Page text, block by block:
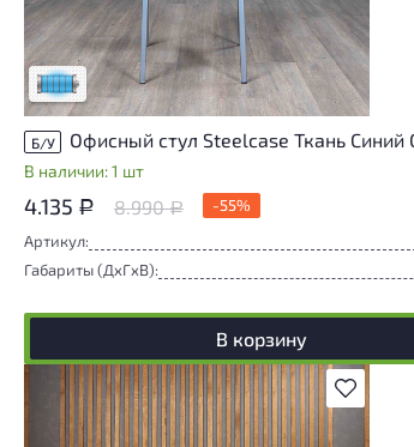
Состояние товара приближено к новому,
могут присутствовать незначительные
следы эксплуатации
Низкая степень износа
Б/У Офисный стул Steelcase Ткань
В наличии: 1 шт
4.135 Р 8.990Р
-55%
Артикул:
Габариты (ДxГxВ):
В корзину
В избранное